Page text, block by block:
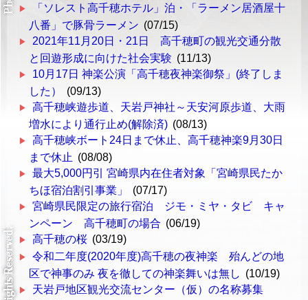
「ソレスト高千穂ホテル」泊・「ラーメン居酒屋十
八番」で豚骨ラーメン (07/15)
2021年11月20日・21日 高千穂町の観光交通分散
と回遊形成に向けた社会実験 (11/13)
10月17日 神楽公演「高千穂夜神楽御祭」(終了しま
した）
(09/13)
高千穂峡遊歩道、天岩戸神社～天安河原歩道、大雨
増水により通行止め(解除済) (08/13)
高千穂峡ボート24日まで休止、高千穂神楽9月30日
まで休止 (08/08)
最大5,000円引 宮崎県内在住者対象「宮崎県民たか
ちほ宿泊割引事業」
(07/17)
宮崎県民限定の旅行宿泊 ジモ・ミヤ・タビ キャ
ンペーン 高千穂町の場合 (06/19)
高千穂の桜 (03/19)
令和二年度(2020年度)高千穂の夜神楽 殆んどの地
区で神事のみ 夜を徹しての神楽舞いは無し (10/19)
天岩戸地区観光交流センター（仮）の名称募集